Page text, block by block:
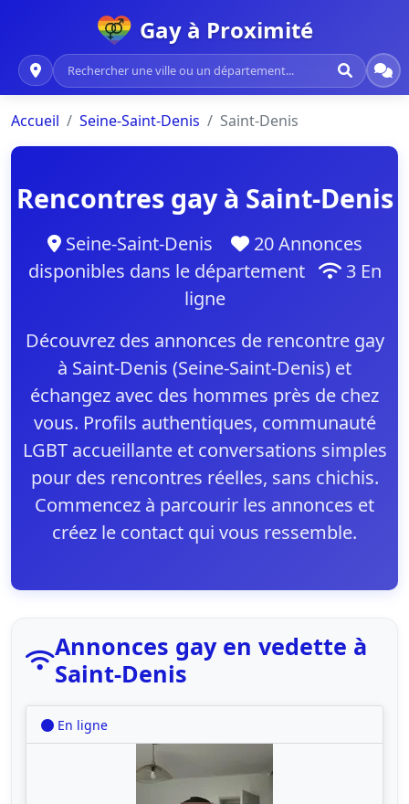
Gay à Proximité
Accueil Seine-Saint-Denis Saint-Denis
Rencontres gay à Saint-Denis
Seine-Saint-Denis
20 Annonces
disponibles dans le département
3 En
ligne
Découvrez des annonces de rencontre gay
à Saint-Denis (Seine-Saint-Denis) et
échangez avec des hommes près de chez
vous. Profils authentiques, communauté
LGBT accueillante et conversations simples
pour des rencontres réelles, sans chichis.
Commencez à parcourir les annonces et
créez le contact qui vous ressemble.
Annonces gay en vedette à
Saint-Denis
En ligne